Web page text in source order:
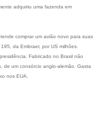
adquiriu uma fazenda em
comprar um avião novo para suas
da Embraer, por US milhões.
Fabricado no Brasil não
de um consórcio anglo-alemão. Gasta
nos EUA.